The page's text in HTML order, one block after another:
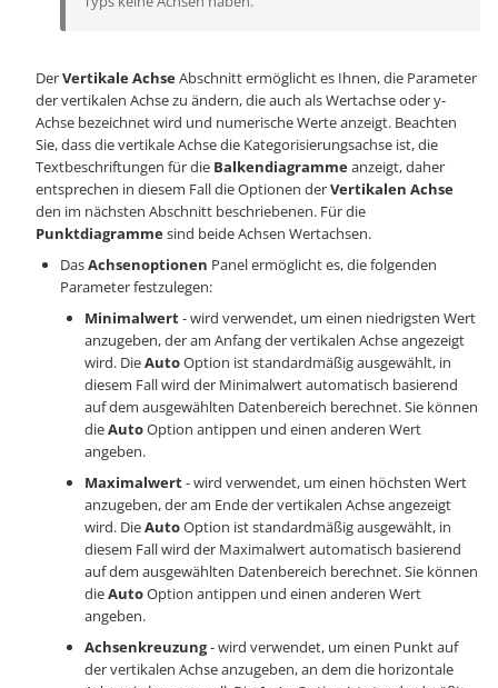
DerVertikale AchseAbschnitt ermöglicht es Ihnen, die Parameter
der vertikalen Achse zu ändern, die auch als Wertachse oder y-
Achse bezeichnet wird und numerische Werte anzeigt. Beachten
Sie, dass die vertikale Achse die Kategorisierungsachse ist, die
Textbeschriftungen für die Balkendiagrammeanzeigt, daher
entsprechen in diesem Fall die Optionen derVertikalen Achse
den im nächsten Abschnitt beschriebenen. Für die
Punktdiagrammesind beide Achsen Wertachsen.
DasAchsenoptionen Panel ermöglicht es, die folgenden
Parameter festzulegen:
Minimalwert- wird verwendet, um einen niedrigsten Wert
anzugeben, der am Anfang der vertikalen Achse angezeigt
wird. DieAutoOption ist standardmäßig ausgewählt, in
diesem Fall wird der Minimalwert automatisch basierend
auf dem ausgewählten Datenbereich berechnet. Sie können
dieAutoOption antippen und einen anderen Wert
angeben.
Maximalwert- wird verwendet, um einen höchsten Wert
anzugeben, der am Ende der vertikalen Achse angezeigt
wird. DieAutoOption ist standardmäßig ausgewählt, in
diesem Fall wird der Maximalwert automatisch basierend
auf dem ausgewählten Datenbereich berechnet. Sie können
dieAutoOption antippen und einen anderen Wert
angeben.
Achsenkreuzung- wird verwendet, um einen Punkt auf
der vertikalen Achse anzugeben, an dem die horizontale